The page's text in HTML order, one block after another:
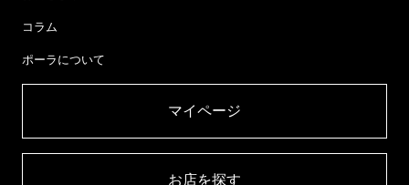
コラム
ポーラについて
マイページ​
お店を探す​